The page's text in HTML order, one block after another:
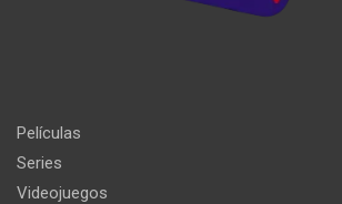
Películas
Series
Videojuegos